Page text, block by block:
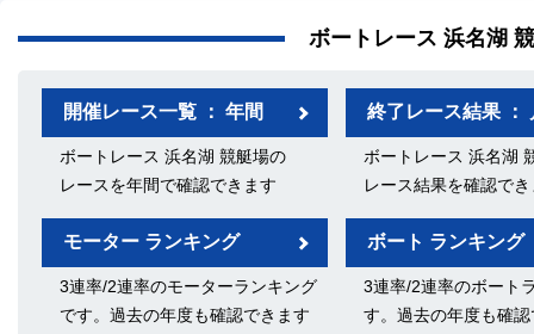
ボートレース 浜名湖
開催レース一覧 ： 年間
ボートレース 浜名湖 競艇場の
レースを年間で確認できます
終了レース結果 ：
ボートレース 浜名湖
レース結果を確認で
モーター ランキング
3連率/2連率のモーターランキング
です。過去の年度も確認できます
ボート ランキング
3連率/2連率のボート
す。過去の年度も確